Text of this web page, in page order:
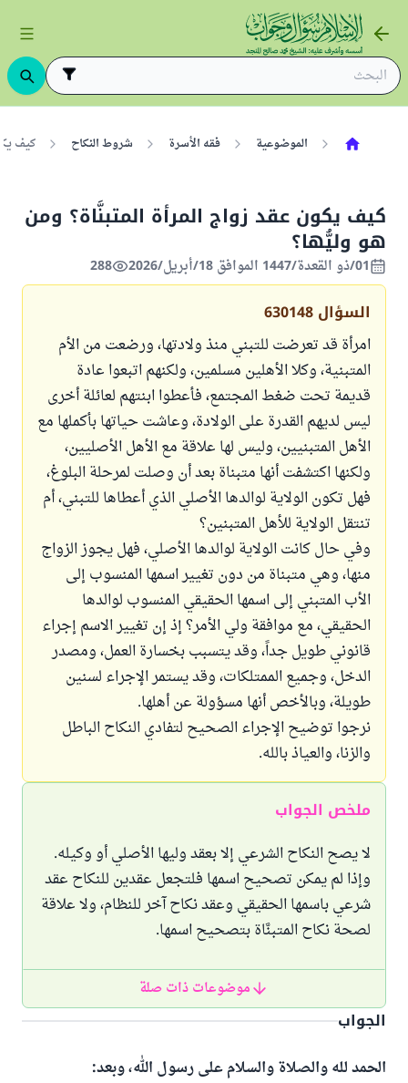
الموضوعية فقه الأسرة شروط النكاح كيف
كيف يكون عقد زواج المرأة المتبنَّاة؟ ومن
هو وليُّها؟
01/ذو القعدة/1447 الموافق 18/أبريل/2026 288
السؤال 630148
امرأة قد تعرضت للتبني منذ ولادتها، ورضعت من الأم
المتبنية، وكلا الأهلين مسلمين، ولكنهم اتبعوا عادة
قديمة تحت ضغط المجتمع، فأعطوا ابنتهم لعائلة أخرى
ليس لديهم القدرة على الولادة، وعاشت حياتها بأكملها مع
الأهل المتبنيين، وليس لها علاقة مع الأهل الأصليين،
ولكنها اكتشفت أنها متبناة بعد أن وصلت لمرحلة البلوغ،
فهل تكون الولاية لوالدها الأصلي الذي أعطاها للتبني، أم
تنتقل الولاية للأهل المتبنين؟
وفي حال كانت الولاية لوالدها الأصلي، فهل يجوز الزواج
منها، وهي متبناة من دون تغيير اسمها المنسوب إلى
الأب المتبني إلى اسمها الحقيقي المنسوب لوالدها
الحقيقي، مع موافقة ولي الأمر؟ إذ إن تغيير الاسم إجراء
قانوني طويل جداً، وقد يتسبب بخسارة العمل، ومصدر
الدخل، وجميع الممتلكات، وقد يستمر الإجراء لسنين
طويلة، وبالأخص أنها مسؤولة عن أهلها.
نرجوا توضيح الإجراء الصحيح لتفادي النكاح الباطل
والزنا، والعياذ بالله.
ملخص الجواب
لا يصح النكاح الشرعي إلا بعقد وليها الأصلي أو وكيله.
وإذا لم يمكن تصحيح اسمها فلتجعل عقدين للنكاح عقد
شرعي باسمها الحقيقي وعقد نكاح آخر للنظام، ولا علاقة
لصحة نكاح المتبنَّاة بتصحيح اسمها.
موضوعات ذات صلة
الجواب
الحمد لله والصلاة والسلام على رسول الله، وبعد: